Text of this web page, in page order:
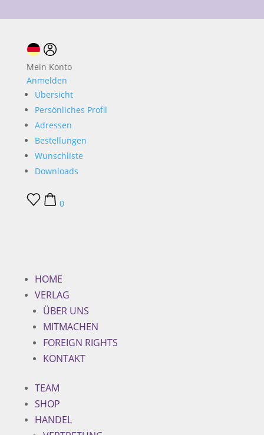
Mein Konto
Anmelden
Übersicht
Persönliches Profil
Adressen
Bestellungen
Wunschliste
Downloads
0
HOME
VERLAG
ÜBER UNS
MITMACHEN
FOREIGN RIGHTS
KONTAKT
TEAM
SHOP
HANDEL